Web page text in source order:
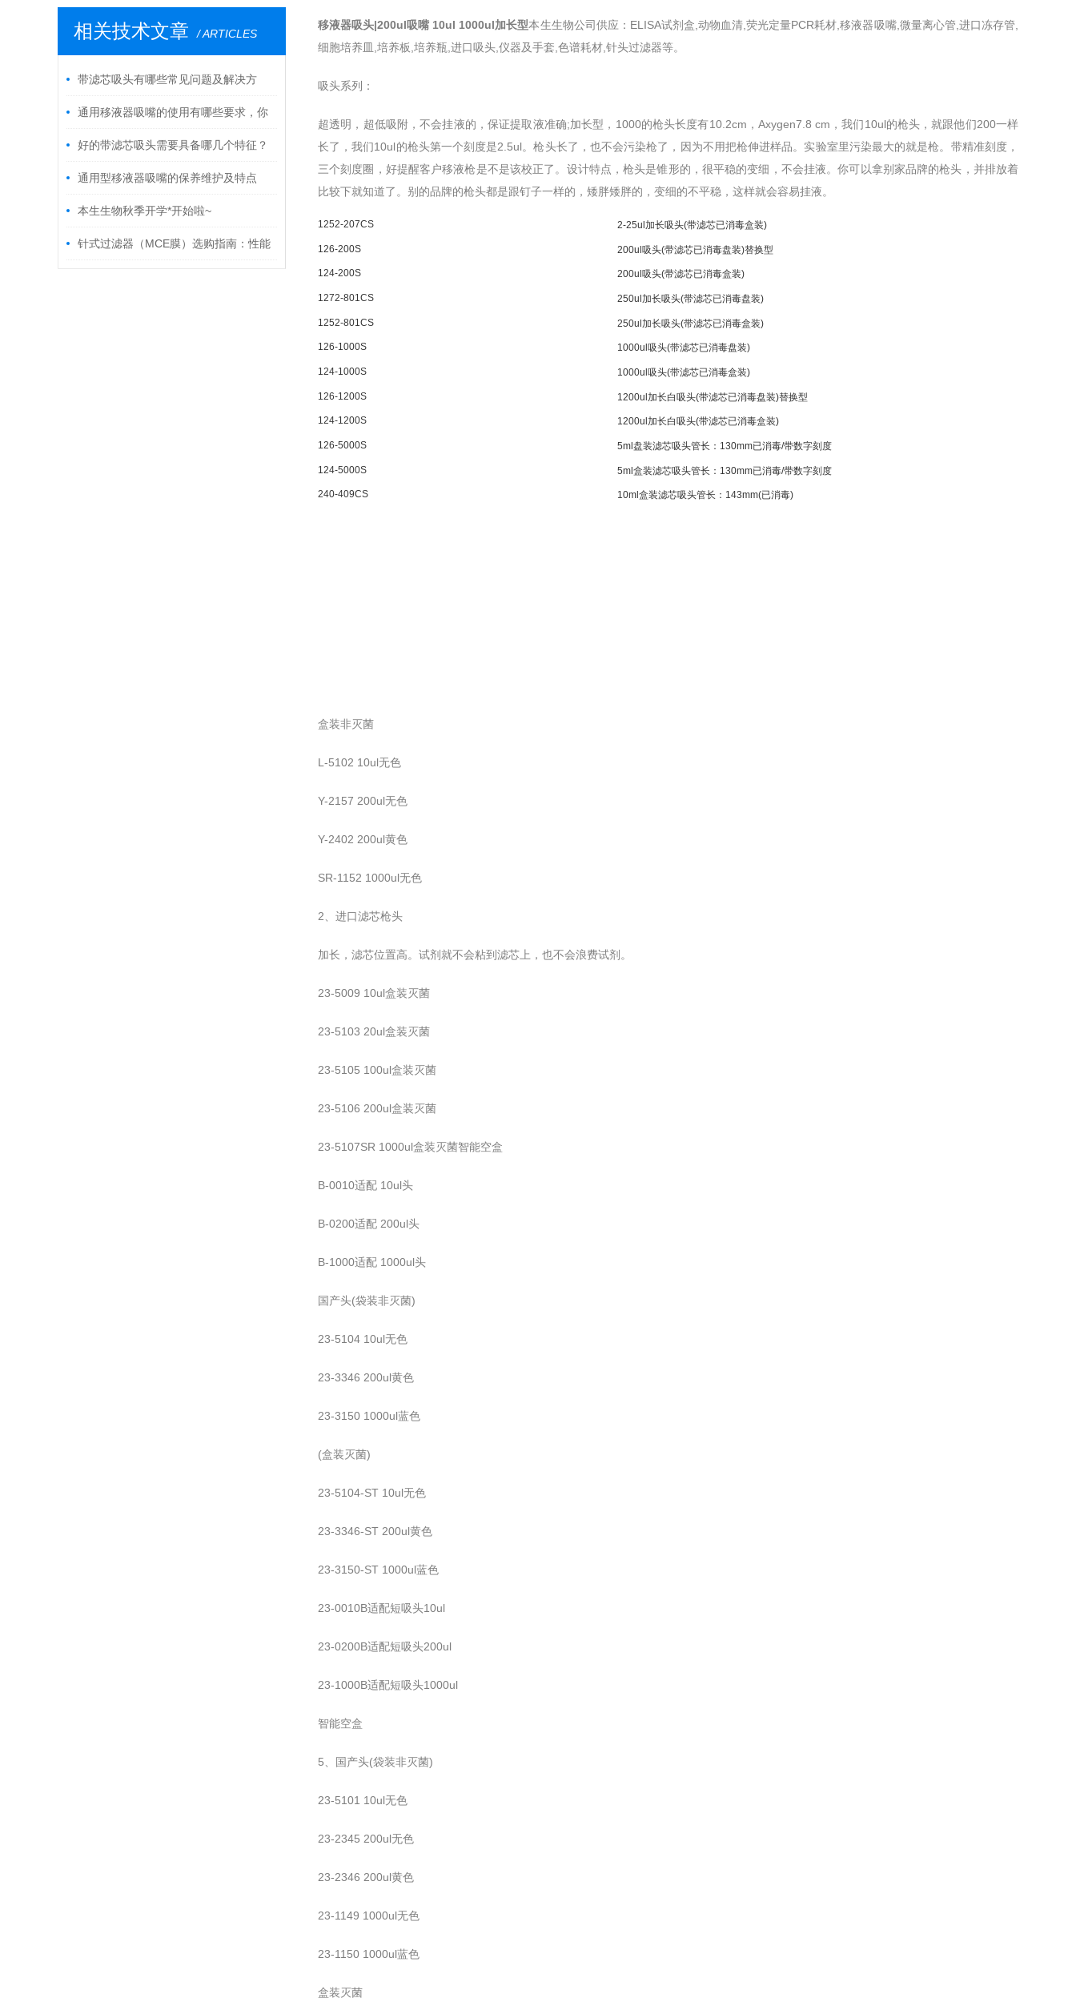
相关技术文章 / ARTICLES
带滤芯吸头有哪些常见问题及解决方
法？通用移液器吸嘴的使用有哪些要求，你
知道吗？
好的带滤芯吸头需要具备哪几个特征？
我们又该如何选择？
通用型移液器吸嘴的保养维护及特点
本生生物秋季开学*开始啦~
针式过滤器（MCE膜）选购指南：性能
移液器吸头|200ul吸嘴 10ul 1000ul加长型本生生物公司供应：ELISA试剂盒,动物血清,荧光定量PCR耗材,移液器吸嘴,微量离心管,进口冻存管,
细胞培养皿,培养板,培养瓶,进口吸头,仪器及手套,色谱耗材,针头过滤器等。
吸头系列：
超透明，超低吸附，不会挂液的，保证提取液准确;加长型，1000的枪头长度有10.2cm，Axygen7.8 cm，我们10ul的枪头，就跟他们200一样
长了，我们10ul的枪头第一个刻度是2.5ul。枪头长了，也不会污染枪了，因为不用把枪伸进样品。实验室里污染最大的就是枪。带精准刻度，
三个刻度圈，好提醒客户移液枪是不是该校正了。设计特点，枪头是锥形的，很平稳的变细，不会挂液。你可以拿别家品牌的枪头，并排放着
比较下就知道了。别的品牌的枪头都是跟钉子一样的，矮胖矮胖的，变细的不平稳，这样就会容易挂液。
1252-207CS 2-25ul 加长吸头(带滤芯已消毒盒装)
126-200S 200ul吸头(带滤芯已消毒盘装)替换型
124-200S 200ul 吸头(带滤芯已消毒盒装)
1272-801CS 250ul 加长吸头(带滤芯已消毒盘装)
1252-801CS 250ul加长吸头(带滤芯已消毒盒装)
126-1000S 1000ul 吸头(带滤芯已消毒盘装)
124-1000S 1000ul 吸头(带滤芯已消毒盒装)
126-1200S 1200ul加长白吸头(带滤芯已消毒盘装)替换型
124-1200S 1200ul 加长白吸头(带滤芯已消毒盒装)
126-5000S 5ml 盘装滤芯吸头管长： 130mm已消毒/带数字刻度
124-5000S 5ml盒装滤芯吸头管长： 130mm已消毒/带数字刻度
240-409CS 10ml 盒装滤芯吸头管长： 143mm(已消毒)
盒装非灭菌
L-5102 10ul无色
Y-2157 200ul无色
Y-2402 200ul黄色
SR-1152 1000ul无色
2、进口滤芯枪头
加长，滤芯位置高。试剂就不会粘到滤芯上，也不会浪费试剂。
23-5009 10ul盒装灭菌
23-5103 20ul盒装灭菌
23-5105 100ul盒装灭菌
23-5106 200ul盒装灭菌
23-5107SR 1000ul盒装灭菌智能空盒
B-0010适配 10ul头
B-0200适配 200ul头
B-1000适配 1000ul头
国产头(袋装非灭菌)
23-5104 10ul无色
23-3346 200ul黄色
23-3150 1000ul蓝色
(盒装灭菌)
23-5104-ST 10ul无色
23-3346-ST 200ul黄色
23-3150-ST 1000ul蓝色
23-0010B适配短吸头10ul
23-0200B适配短吸头200ul
23-1000B适配短吸头1000ul
智能空盒
5、国产头(袋装非灭菌)
23-5101 10ul无色
23-2345 200ul无色
23-2346 200ul黄色
23-1149 1000ul无色
23-1150 1000ul蓝色
盒装灭菌